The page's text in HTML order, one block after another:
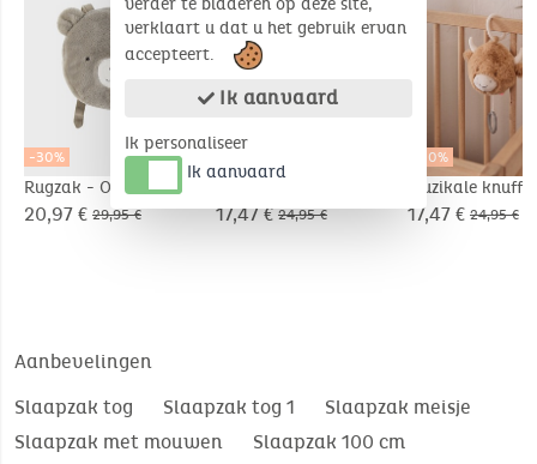
-30%
Rugzak - Orso
20,97 € 29,95 €
nomade 50x50cm -
17,47 € 24,95 €
-30%
Muzikale knuffel
Fluffy in
17,47 € 24,95 €
Aanbevelingen
Slaapzak tog
Slaapzak tog 1
Slaapzak meisje
Slaapzak met mouwen
Slaapzak 100 cm
verder te bladeren op deze site,
verklaart u dat u het gebruik ervan
accepteert.
Ik aanvaard
Ik personaliseer
Ik aanvaard